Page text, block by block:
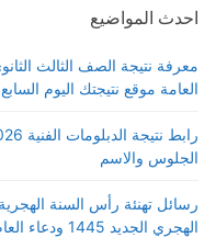
احدث المواضيع
العامة موقع نتيجتك اليوم السابع
الجلوس والاسم
الهجري الجديد 1445 ودعاء العام الجديد